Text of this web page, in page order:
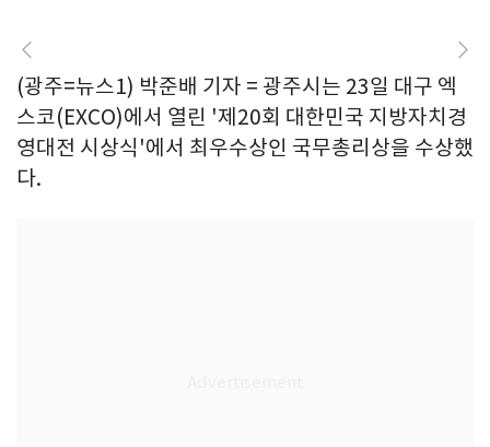
(광주=뉴스1) 박준배 기자 = 광주시는 23일 대구 엑
스코(EXCO)에서 열린 '제20회 대한민국 지방자치경
영대전 시상식'에서 최우수상인 국무총리상을 수상했
다.